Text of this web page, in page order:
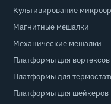
Культивирование
Магнитные мешалки
Механические мешалки
Платформы для вортексов
Платформы для
Платформы для шейкеров